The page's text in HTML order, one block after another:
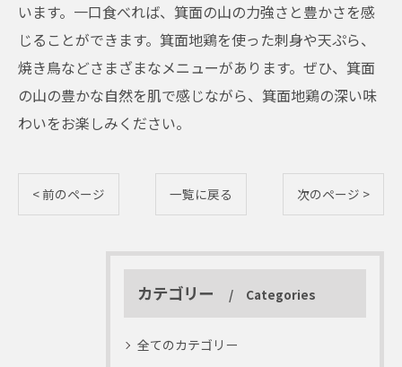
います。一口食べれば、箕面の山の力強さと豊かさを感
じることができます。箕面地鶏を使った刺身や天ぷら、
焼き鳥などさまざまなメニューがあります。ぜひ、箕面
の山の豊かな自然を肌で感じながら、箕面地鶏の深い味
わいをお楽しみください。
< 前のページ 一覧に戻る 次のページ >
カテゴリー Categories
全てのカテゴリー